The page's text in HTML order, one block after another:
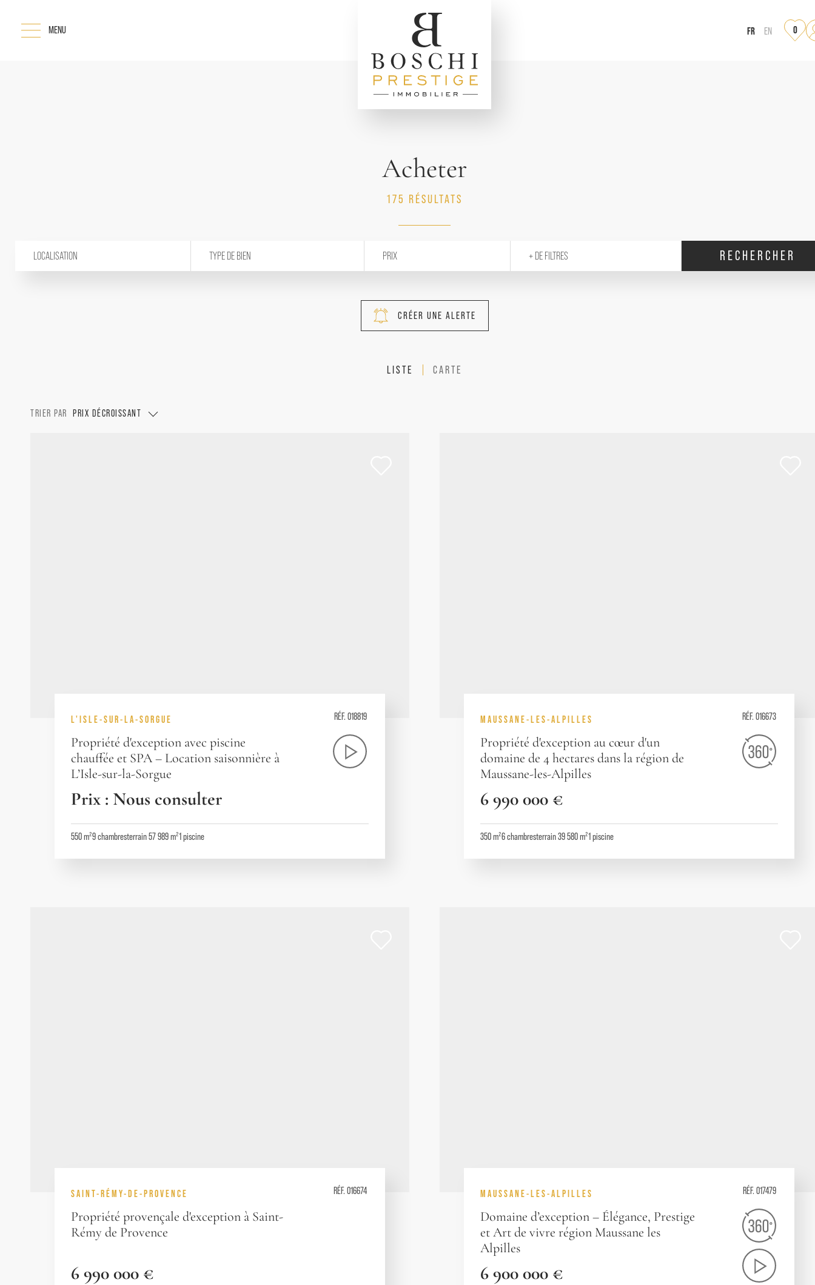
MENU FR EN 0
Acheter
175 RÉSULTATS
LOCALISATION TYPE DE BIEN PRIX + DE FILTRES RECHERCHER
CRÉER UNE ALERTE
LISTE CARTE
TRIER PAR PRIX DÉCROISSANT
L'ISLE-SUR-LA-SORGUE
Propriété d'exception avec piscine
chauffée et SPA – Location saisonnière à
L’Isle-sur-la-Sorgue
Prix : Nous consulter
RÉF. 018819
550 m²9chambresterrain 57 989 m²1piscine
MAUSSANE-LES-ALPILLES
Propriété d'exception au cœur d'un
domaine de 4 hectares dans la région de
Maussane-les-Alpilles
6 990 000 €
RÉF. 016673
350 m²6chambresterrain 39 580 m²1piscine
SAINT-RÉMY-DE-PROVENCE
Propriété provençale d'exception à Saint-
Rémy de Provence
6 990 000 €
RÉF. 016674 MAUSSANE-LES-ALPILLES
Domaine d’exception – Élégance, Prestige
et Art de vivre région Maussane les
Alpilles
6 900 000 €
RÉF. 017479